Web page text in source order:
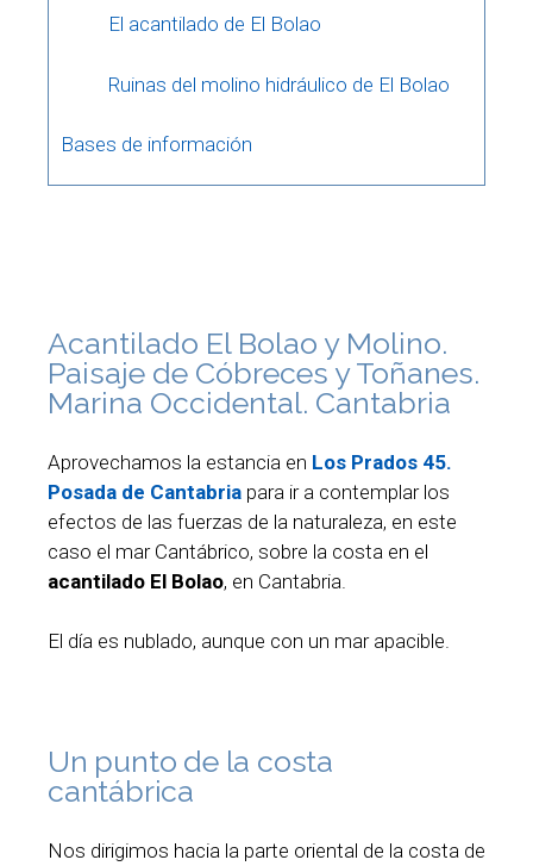
El acantilado de El Bolao
Ruinas del molino hidráulico de El Bolao
Bases de información
Acantilado El Bolao y Molino.
Paisaje de Cóbreces y Toñanes.
Marina Occidental. Cantabria
Aprovechamos la estancia en Los Prados 45.
Posada de Cantabria para ir a contemplar los
efectos de las fuerzas de la naturaleza, en este
caso el mar Cantábrico, sobre la costa en el
acantilado El Bolao, en Cantabria.
El día es nublado, aunque con un mar apacible.
Un punto de la costa
cantábrica
Nos dirigimos hacia la parte oriental de la costa de